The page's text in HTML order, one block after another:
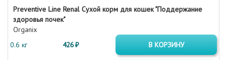
Preventive Line Renal Сухой корм для кошек "Поддержание
здоровья почек"
Organix
0.6 кг
426 ₽ В КОРЗИНУ